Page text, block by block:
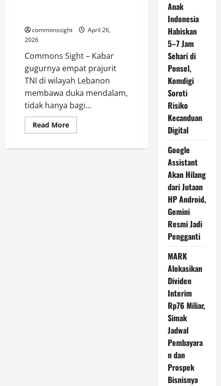
commonssight
April 26,
2026
Commons Sight – Kabar
gugurnya empat prajurit
TNI di wilayah Lebanon
membawa duka mendalam,
tidak hanya bagi...
Read MoreRead
more
Prajurit
Anak
Indonesia
Habiskan
5–7 Jam
Sehari di
Ponsel,
Komdigi
Soroti
Risiko
Kecanduan
Digital
Google
Assistant
Akan Hilang
dari Jutaan
HP Android,
Gemini
Resmi Jadi
Pengganti
MARK
Alokasikan
Dividen
Interim
Rp76 Miliar,
Simak
Jadwal
Pembayara
n dan
Prospek
Bisnisnya